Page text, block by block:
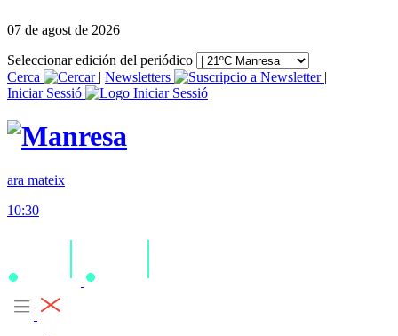
07 de agost de 2026
Seleccionar edición del periódico
Cerca
| Newsletters
|
Iniciar Sessió
ara mateix
10:30